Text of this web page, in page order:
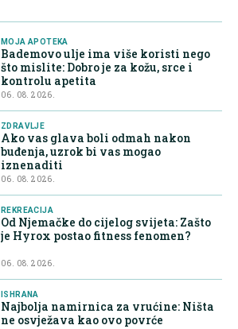
MOJA APOTEKA
Bademovo ulje ima više koristi nego
što mislite: Dobro je za kožu, srce i
kontrolu apetita
06. 08. 2026.
ZDRAVLJE
Ako vas glava boli odmah nakon
buđenja, uzrok bi vas mogao
iznenaditi
06. 08. 2026.
REKREACIJA
Od Njemačke do cijelog svijeta: Zašto
je Hyrox postao fitness fenomen?
06. 08. 2026.
ISHRANA
Najbolja namirnica za vrućine: Ništa
ne osvježava kao ovo povrće